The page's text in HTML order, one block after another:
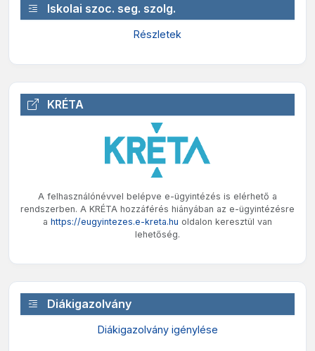
Iskolai szoc. seg. szolg.
Részletek
KRÉTA
A felhasználónévvel belépve e-ügyintézés is elérhető a
rendszerben. A KRÉTA hozzáférés hiányában az e-ügyintézésre
a https://eugyintezes.e-kreta.hu oldalon keresztül van
lehetőség.
Diákigazolvány
Diákigazolvány igénylése